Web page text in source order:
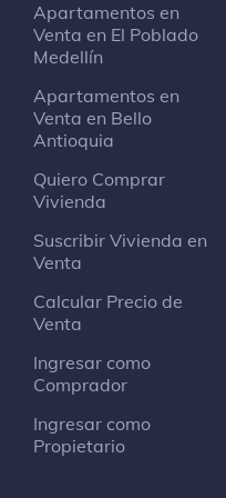
Apartamentos en
Venta en El Poblado
Medellín
Apartamentos en
Venta en Bello
Antioquia
Quiero Comprar
Vivienda
Suscribir Vivienda en
Venta
Calcular Precio de
Venta
Ingresar como
Comprador
Ingresar como
Propietario